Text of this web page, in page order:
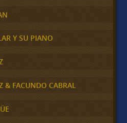
Y SU PIANO
& FACUNDO CABRAL